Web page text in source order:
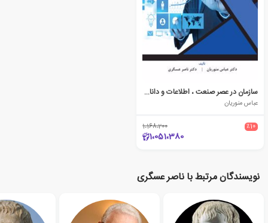
سازمان در عصر صنعت ، اطلاعات و دانایی
عباس منوریان
٪10 1،168،200
1،051،380
نویسندگان مرتبط با ناصر عسگری